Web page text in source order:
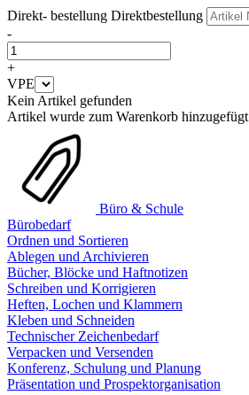
Direkt- bestellung Direktbestellung
-
+
VPE
Kein Artikel gefunden
Artikel wurde zum Warenkorb hinzugefügt
Büro & Schule
Bürobedarf
Ordnen und Sortieren
Ablegen und Archivieren
Bücher, Blöcke und Haftnotizen
Schreiben und Korrigieren
Heften, Lochen und Klammern
Kleben und Schneiden
Technischer Zeichenbedarf
Verpacken und Versenden
Konferenz, Schulung und Planung
Präsentation und Prospektorganisation